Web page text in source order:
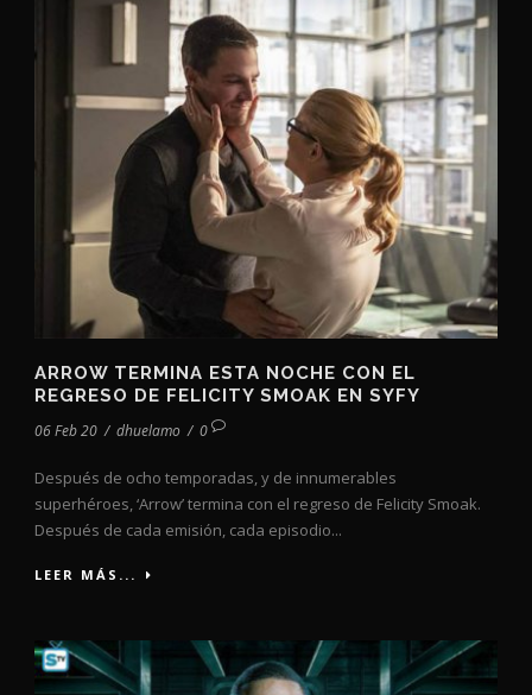
ARROW TERMINA ESTA NOCHE CON EL
REGRESO DE FELICITY SMOAK EN SYFY
06 Feb 20 / dhuelamo / 0
Después de ocho temporadas, y de innumerables
superhéroes, ‘Arrow’ termina con el regreso de Felicity Smoak.
Después de cada emisión, cada episodio...
LEER MÁS...